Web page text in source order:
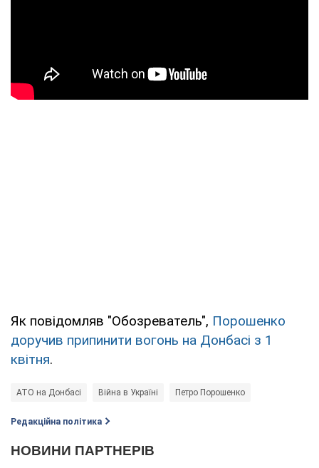
Як повідомляв "Обозреватель", Порошенко
доручив припинити вогонь на Донбасі з 1
квітня.
АТО на Донбасі Війна в Україні Петро Порошенко
Редакційна політика